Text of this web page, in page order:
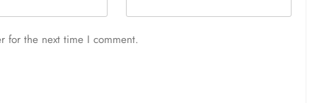
for the next time I comment.